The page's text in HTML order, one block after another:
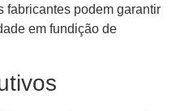
fabricantes podem garantir
em fundição de